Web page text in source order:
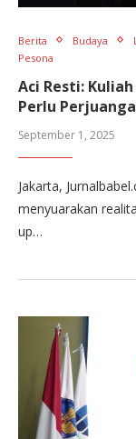
Berita Budaya
Pesona
Aci Resti:
Perlu
September 1, 2025
Jakarta,
menyuarakan
up…